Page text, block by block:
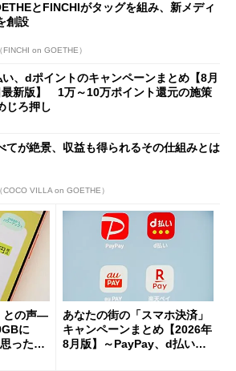
とFINCHIがタッグを組み、新メディ
創設
FINCHI on GOETHE）
、dポイントのキャンペーンまとめ【8月
最新版】 1万～10万ポイント還元の施策
じろ押し
てが絶景、収益も得られるその仕組みとは
COCO VILLA on GOETHE）
との声―
に
った」
あなたの街の「スマホ決済」
キャンペーンまとめ【2026年
8月版】～PayPay、d払い、a